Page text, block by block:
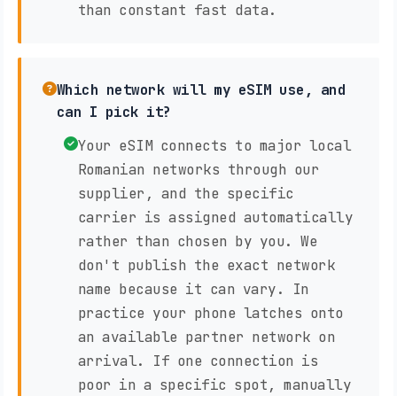
than constant fast data.
Which network will my eSIM use, and
can I pick it?
Your eSIM connects to major local
Romanian networks through our
supplier, and the specific
carrier is assigned automatically
rather than chosen by you. We
don't publish the exact network
name because it can vary. In
practice your phone latches onto
an available partner network on
arrival. If one connection is
poor in a specific spot, manually